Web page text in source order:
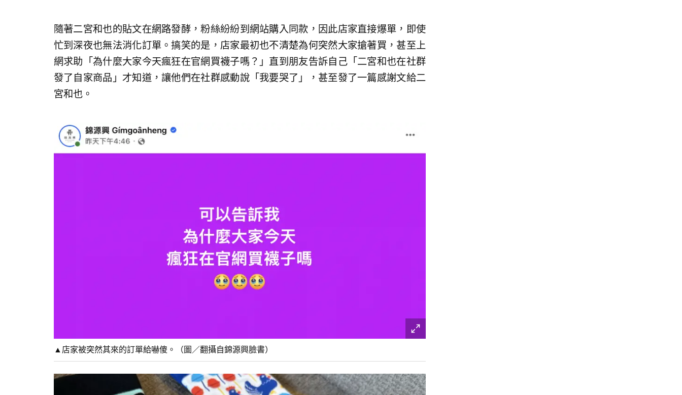
隨著二宮和也的貼文在網路發酵，粉絲紛紛到網站購入同款，因此店家直接爆單，即使
忙到深夜也無法消化訂單。搞笑的是，店家最初也不清楚為何突然大家搶著買，甚至上
網求助「為什麼大家今天瘋狂在官網買襪子嗎？」直到朋友告訴自己「二宮和也在社群
發了自家商品」才知道，讓他們在社群感動說「我要哭了」，甚至發了一篇感謝文給二
宮和也。
▲店家被突然其來的訂單給嚇傻。（圖／翻攝自錦源興臉書）